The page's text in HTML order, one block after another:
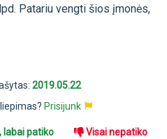
Patariu vengti šios įmonės,
2019.05.22
Prisijunk
labai patiko Visai nepatiko